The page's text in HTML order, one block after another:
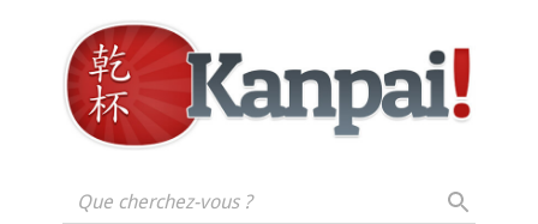
Que cherchez-vous ?